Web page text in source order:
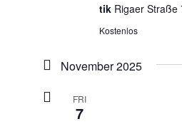
tik Rigaer Straße
Kostenlos
November 2025
FRI
7